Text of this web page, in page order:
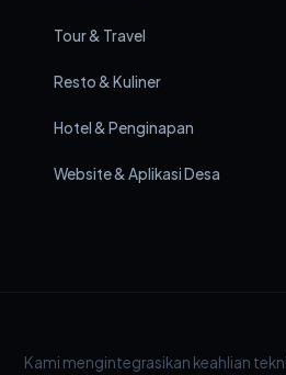
Tour & Travel
Resto & Kuliner
Hotel & Penginapan
Website & Aplikasi Desa
Kami mengintegrasikan keahlian